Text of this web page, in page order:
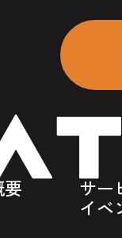
要 サー
イベ